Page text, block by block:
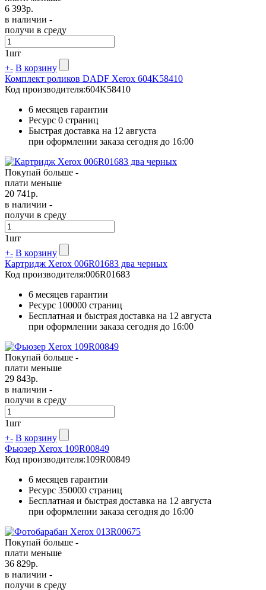
6 393р.
в наличии -
получи в среду
1шт
+- В корзину
Комплект роликов DADF Xerox 604K58410
Код производителя:604K58410
6 месяцев гарантии
Ресурс 0 страниц
Быстрая доставка на 12 августа
при оформлении заказа сегодня до 16:00
Покупай больше -
плати меньше
20 741р.
в наличии -
получи в среду
1шт
+- В корзину
Картридж Xerox 006R01683 два черных
Код производителя:006R01683
6 месяцев гарантии
Ресурс 100000 страниц
Бесплатная и быстрая доставка на 12 августа
при оформлении заказа сегодня до 16:00
Покупай больше -
плати меньше
29 843р.
в наличии -
получи в среду
1шт
+- В корзину
Фьюзер Xerox 109R00849
Код производителя:109R00849
6 месяцев гарантии
Ресурс 350000 страниц
Бесплатная и быстрая доставка на 12 августа
при оформлении заказа сегодня до 16:00
Покупай больше -
плати меньше
36 829р.
в наличии -
получи в среду